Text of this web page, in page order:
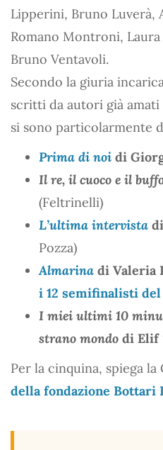
Lipperini, Bruno Luverà,
Romano Montroni,
Bruno Ventavoli.
Secondo la giuria
scritti da autori già amati
si sono particolarmente
Prima di noi di
Il re, il cuoco e il
(Feltrinelli)
L’ultima intervista
Pozza)
Almarina di Valeria
i 12 semifinalisti
I miei ultimi 10
strano mondo di Elif
Per la cinquina, spiega
della fondazione Bottari